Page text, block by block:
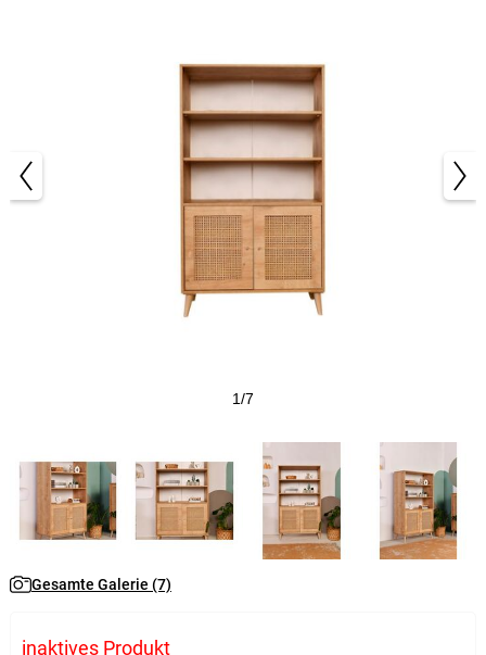
1/7
Gesamte Galerie (7)
inaktives Produkt